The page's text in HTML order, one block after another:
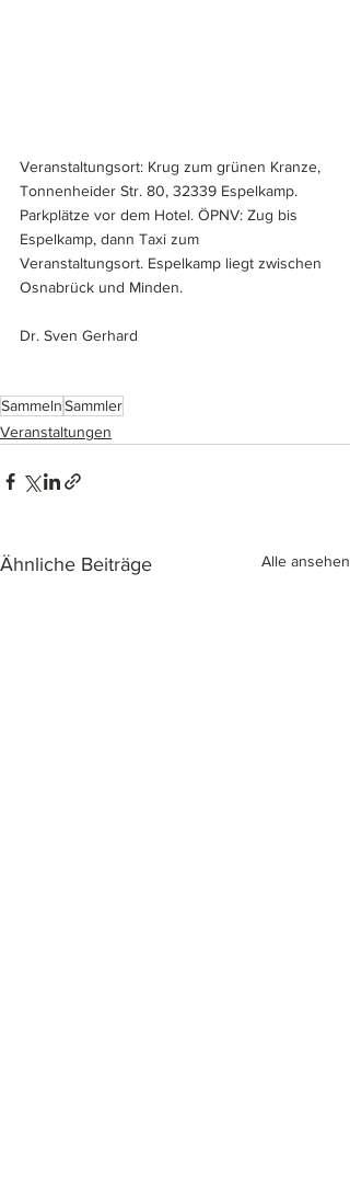
Veranstaltungsort: Krug zum grünen Kranze,
Tonnenheider Str. 80, 32339 Espelkamp.
Parkplätze vor dem Hotel. ÖPNV: Zug bis
Espelkamp, dann Taxi zum
Veranstaltungsort. Espelkamp liegt zwischen
Osnabrück und Minden.
Dr. Sven Gerhard
SammelnSammler
Veranstaltungen
Ähnliche Beiträge Alle ansehen